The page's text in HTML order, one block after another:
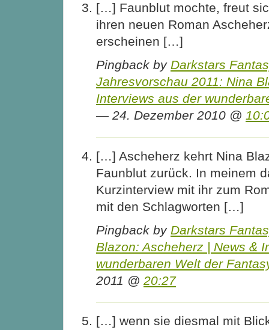
[…] Faunblut mochte, freut
ihren neuen Roman
erscheinen […]
Pingback by Darkstars
Jahresvorschau 2011: Nina
Interviews aus der
— 24. Dezember 2010 @
[…] Ascheherz kehrt Nina
Faunblut zurück. In meinem
Kurzinterview mit ihr zum
mit den Schlagworten […]
Pingback by Darkstars
Blazon: Ascheherz | News &
wunderbaren Welt der
2011 @ 20:27
[…] wenn sie diesmal mit